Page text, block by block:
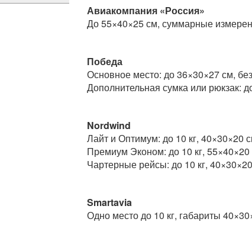
Авиакомпания «Россия»
До 55×40×25 см, суммарные
Победа
Основное место: до 36×30×27 см,
Дополнительная сумка или рюкзак:
Nordwind
Лайт и Оптимум: до 10 кг, 40×30×20
Премиум Эконом: до 10 кг, 55×40×20
Чартерные рейсы: до 10 кг,
Smartavia
Одно место до 10 кг, габариты